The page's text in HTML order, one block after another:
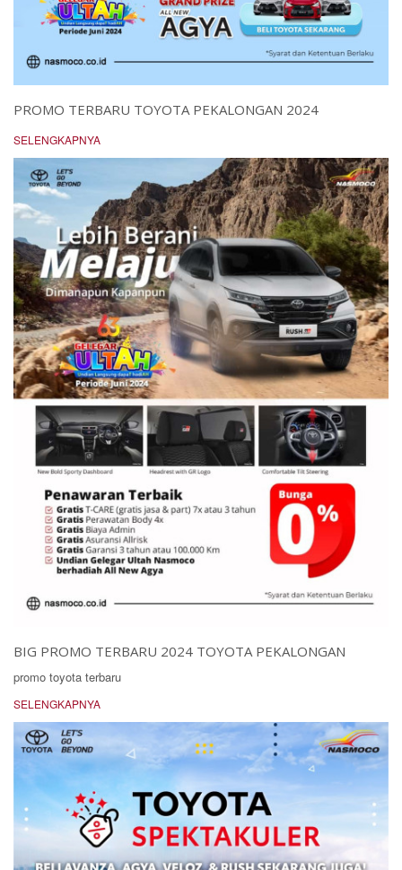
PROMO TERBARU TOYOTA PEKALONGAN 2024
SELENGKAPNYA
BIG PROMO TERBARU 2024 TOYOTA PEKALONGAN
promo toyota terbaru
SELENGKAPNYA